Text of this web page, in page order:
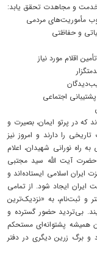
خدمت و مجاهدت تحقق یابد:
مأموریت‌های مردمی
و حفاظتی
اقلام مورد نیاز
اجتماعی
که در پرتو ایمان، بصیرت و
را دارند و امروز نیز
راه نورانی شهیدان، اعلام
آیت الله سید مجتبی
ایران اسلامی ایستاده‌اند و
ایران ایجاد شود. از تمامی
و ثبت‌نام، به «نزدیک‌ترین
بی‌تردید حضور گسترده و
همیشه پشتوانه‌ای مستحکم
و برگ زرین دیگری در دفتر